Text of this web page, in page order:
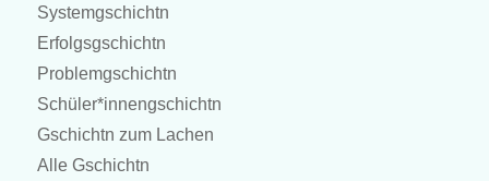
Systemgschichtn
Erfolgsgschichtn
Problemgschichtn
Schüler*innengschichtn
Gschichtn zum Lachen
Alle Gschichtn